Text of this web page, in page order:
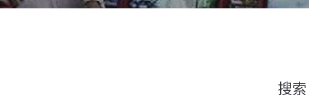
搜索